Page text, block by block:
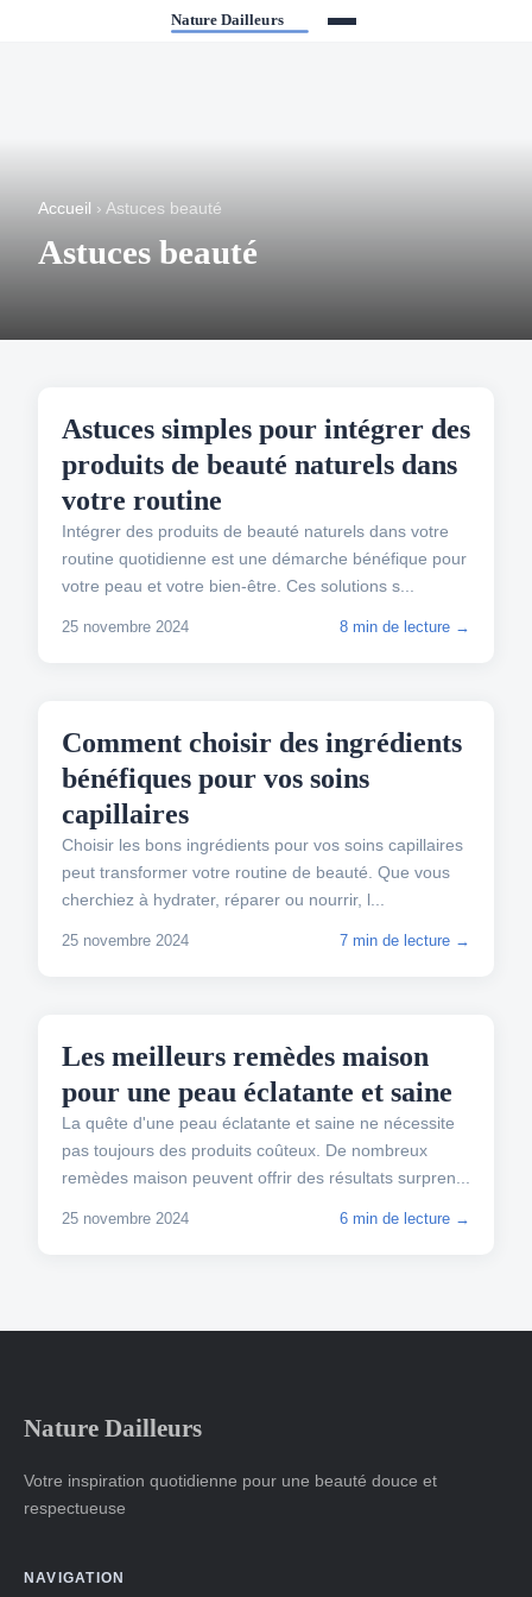
Accueil › Astuces beauté
Astuces beauté
ASTUCES BEAUTÉ
Astuces simples pour intégrer des
produits de beauté naturels dans
votre routine
Intégrer des produits de beauté naturels dans votre
routine quotidienne est une démarche bénéfique pour
votre peau et votre bien-être. Ces solutions s...
25 novembre 2024 8 min de lecture →
ASTUCES BEAUTÉ
Comment choisir des ingrédients
bénéfiques pour vos soins
capillaires
Choisir les bons ingrédients pour vos soins capillaires
peut transformer votre routine de beauté. Que vous
cherchiez à hydrater, réparer ou nourrir, l...
25 novembre 2024 7 min de lecture →
ASTUCES BEAUTÉ
Les meilleurs remèdes maison
pour une peau éclatante et saine
La quête d'une peau éclatante et saine ne nécessite
pas toujours des produits coûteux. De nombreux
remèdes maison peuvent offrir des résultats surpren...
25 novembre 2024 6 min de lecture →
Nature Dailleurs
Votre inspiration quotidienne pour une beauté douce et
respectueuse
NAVIGATION